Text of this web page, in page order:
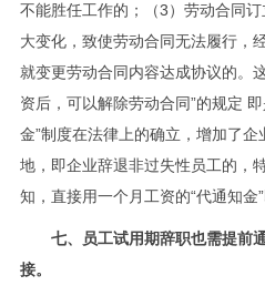
不能胜任工作的；（3）劳动合同
大变化，致使劳动合同无法履行，
就变更劳动合同内容达成协议的。
资后，可以解除劳动合同”的规定
金”制度在法律上的确立，增加了
地，即企业辞退非过失性员工的，
知，直接用一个月工资的“代通知金”
七、员工试用期辞职也需提前
接。